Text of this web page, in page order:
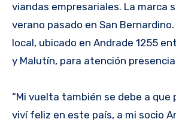
viandas empresariales. La marca
verano pasado en San
local, ubicado en Andrade 1255
y Malutín, para atención
“Mi vuelta también se debe a que
viví feliz en este país, a mi socio